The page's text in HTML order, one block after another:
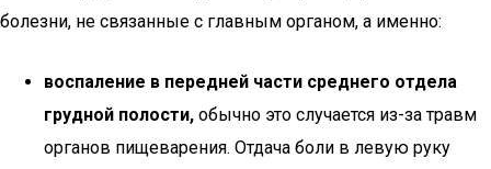
болезни, не связанные с главным органом, а именно:
воспаление в передней части среднего отдела
грудной полости, обычно это случается из-за травм
органов пищеварения. Отдача боли в левую руку